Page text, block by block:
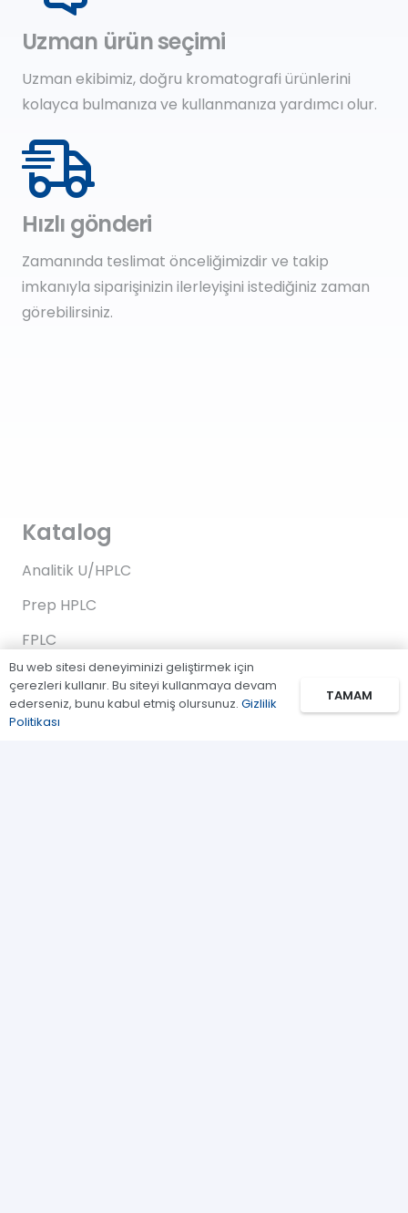
Uzman ürün seçimi
Uzman ekibimiz, doğru kromatografi ürünlerini
kolayca bulmanıza ve kullanmanıza yardımcı olur.
Hızlı gönderi
Zamanında teslimat önceliğimizdir ve takip
imkanıyla siparişinizin ilerleyişini istediğiniz zaman
görebilirsiniz.
Katalog
Analitik U/HPLC
Prep HPLC
FPLC
Gaz Kromatografi
Standartlar/Reaktifler
Bu web sitesi deneyiminizi geliştirmek için
çerezleri kullanır. Bu siteyi kullanmaya devam
ederseniz, bunu kabul etmiş olursunuz. Gizlilik
Politikası
TAMAM